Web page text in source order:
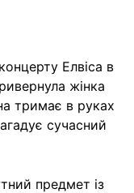
Елвіса в
жінка
тримає в руках
сучасний
предмет із